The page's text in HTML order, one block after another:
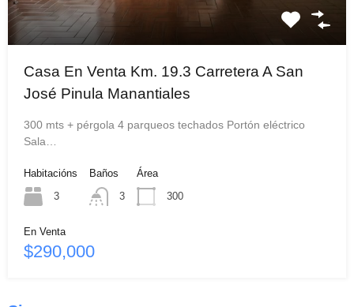
Casa En Venta Km. 19.3 Carretera A San
José Pinula Manantiales
300 mts + pérgola 4 parqueos techados Portón eléctrico
Sala…
Habitacións
3
Baños
3
Área
300
En Venta
$290,000